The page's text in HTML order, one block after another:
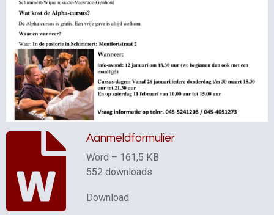
Aanmeldformulier
Word – 161,5 KB
552 downloads
Download